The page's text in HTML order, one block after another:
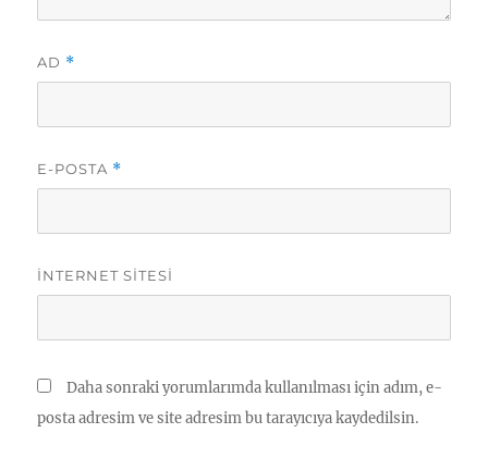
AD *
E-POSTA *
İNTERNET SITESI
Daha sonraki yorumlarımda kullanılması için adım, e-
posta adresim ve site adresim bu tarayıcıya kaydedilsin.